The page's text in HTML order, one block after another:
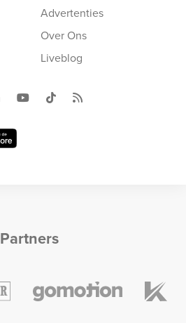
Advertenties
Over Ons
Liveblog
Partners